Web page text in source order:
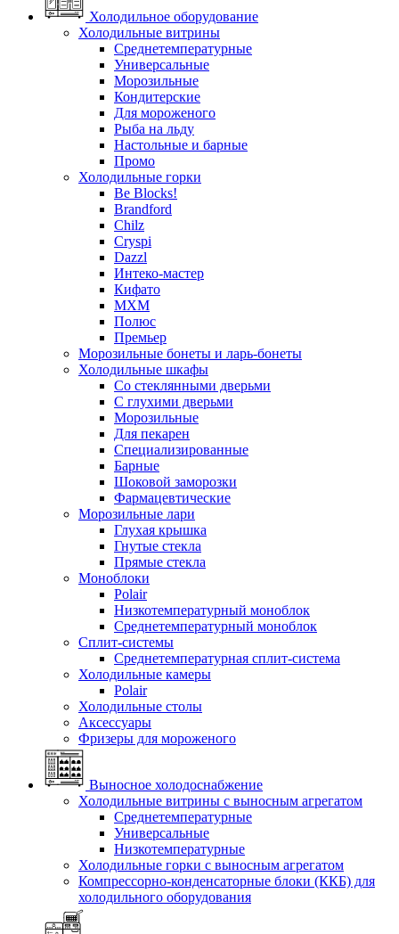
Холодильное оборудование
Холодильные витрины
Среднетемпературные
Универсальные
Морозильные
Кондитерские
Для мороженого
Рыба на льду
Настольные и барные
Промо
Холодильные горки
Be Blocks!
Brandford
Chilz
Cryspi
Dazzl
Интеко-мастер
Кифато
МХМ
Полюс
Премьер
Морозильные бонеты и ларь-бонеты
Холодильные шкафы
Со стеклянными дверьми
С глухими дверьми
Морозильные
Для пекарен
Специализированные
Барные
Шоковой заморозки
Фармацевтические
Морозильные лари
Глухая крышка
Гнутые стекла
Прямые стекла
Моноблоки
Polair
Низкотемпературный моноблок
Среднетемпературный моноблок
Сплит-системы
Среднетемпературная сплит-система
Холодильные камеры
Polair
Холодильные столы
Аксессуары
Фризеры для мороженого
Выносное холодоснабжение
Холодильные витрины с выносным агрегатом
Среднетемпературные
Универсальные
Низкотемпературные
Холодильные горки с выносным агрегатом
Компрессорно-конденсаторные блоки (ККБ) для
холодильного оборудования